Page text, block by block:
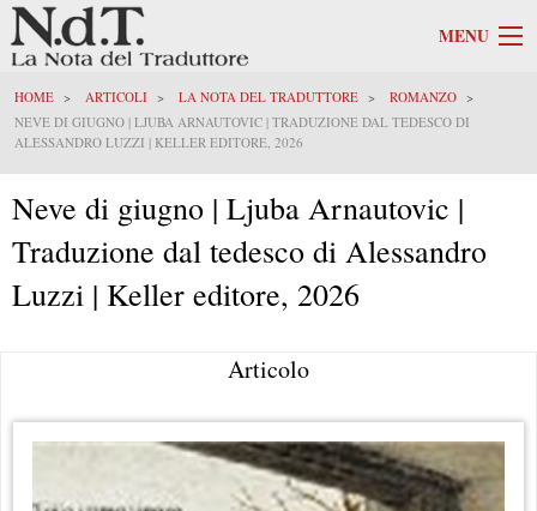
MENU
HOME ARTICOLI LA NOTA DEL TRADUTTORE
ROMANZO
NEVE DI GIUGNO | LJUBA ARNAUTOVIC | TRADUZIONE DAL TEDESCO DI
ALESSANDRO LUZZI | KELLER EDITORE, 2026
Neve di giugno | Ljuba Arnautovic |
Traduzione dal tedesco di Alessandro
Luzzi | Keller editore, 2026
Articolo